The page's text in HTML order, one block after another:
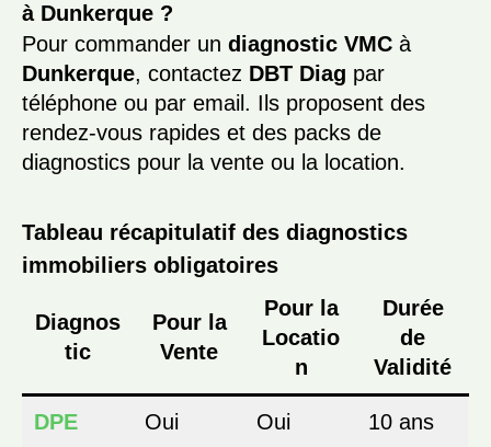
à Dunkerque ?
Pour commander un diagnostic VMC à
Dunkerque, contactez DBT Diag par
téléphone ou par email. Ils proposent des
rendez-vous rapides et des packs de
diagnostics pour la vente ou la location.
Tableau récapitulatif des diagnostics
immobiliers obligatoires
Diagnos
tic
Pour la
Vente
Pour la
Locatio
n
Durée
de
Validité
DPE Oui Oui 10 ans